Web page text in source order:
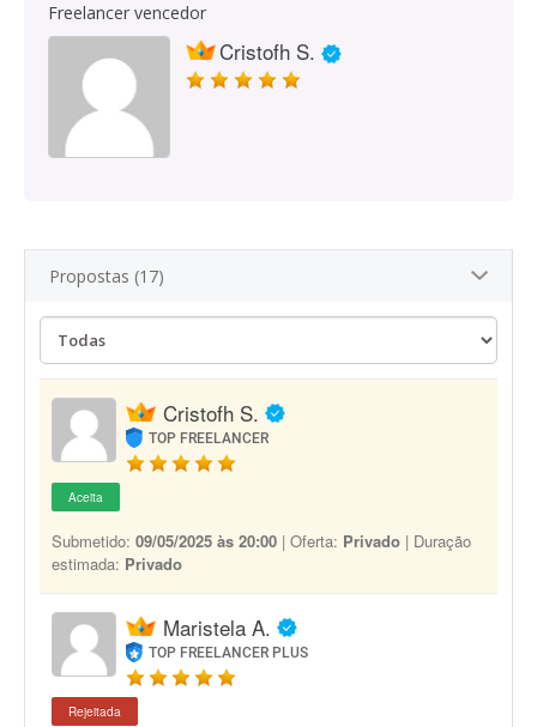
Freelancer vencedor
Cristofh S.
Propostas (17)
Cristofh S.
TOP FREELANCER
Aceita
Submetido: 09/05/2025 às 20:00 | Oferta: Privado | Duração
estimada: Privado
Maristela A.
TOP FREELANCER PLUS
Rejeitada